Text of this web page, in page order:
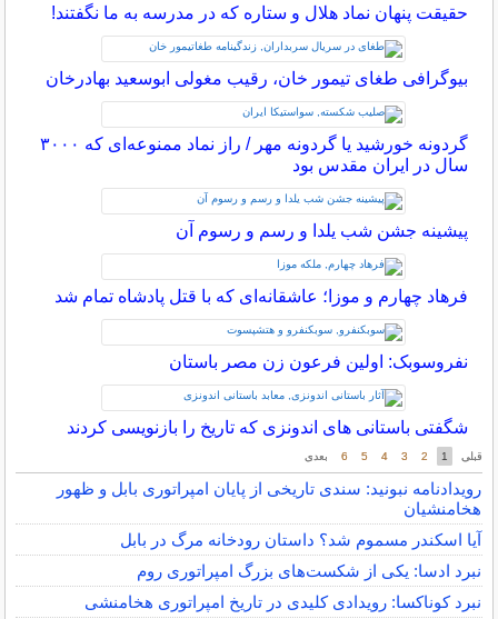
حقیقت پنهان نماد هلال و ستاره که در مدرسه به ما نگفتند!
بیوگرافی طغای تیمور خان، رقیب مغولی ابوسعید بهادرخان
گردونه خورشید یا گردونه مهر / راز نماد ممنوعه‌ای که ۳۰۰۰
سال در ایران مقدس بود
پیشینه جشن شب یلدا و رسم و رسوم آن
فرهاد چهارم و موزا؛ عاشقانه‌ای که با قتل پادشاه تمام شد
نفروسوبک: اولین فرعون زن مصر باستان
شگفتی باستانی های اندونزی که تاریخ را بازنویسی کردند
رویدادنامه نبونید: سندی تاریخی از پایان امپراتوری بابل و ظهور
هخامنشیان
آیا اسکندر مسموم شد؟ داستان رودخانه مرگ در بابل
نبرد ادسا: یکی از شکست‌های بزرگ امپراتوری روم
نبرد کوناکسا: رویدادی کلیدی در تاریخ امپراتوری هخامنشی
قبلی 1
2
3
4
5
6 بعدی قبلی 1
2
3
4
5
6 بعدی